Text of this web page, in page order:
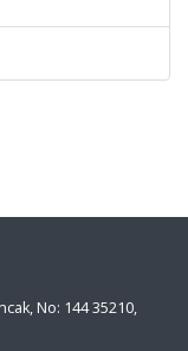
No: 144 35210,